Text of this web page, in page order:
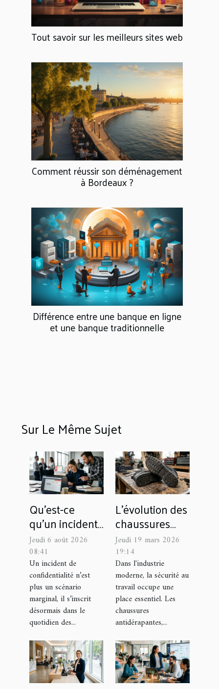
Tout savoir sur les meilleurs sites web
Comment réussir son déménagement
à Bordeaux ?
Différence entre une banque en ligne
et une banque traditionnelle
Sur Le Même Sujet
Qu’est-ce
qu’un incident
de
confidentialité
coûte
réellement à
une marque
Jeudi 6 août 2026
08:41
Un incident de
confidentialité n’est
plus un scénario
marginal, il s’inscrit
désormais dans le
quotidien des...
L'évolution des
chaussures
antidérapantes
dans l'industrie
moderne
Jeudi 19 mars 2026
19:14
Dans l'industrie
moderne, la sécurité au
travail occupe une
place essentiel. Les
chaussures
antidérapantes,...